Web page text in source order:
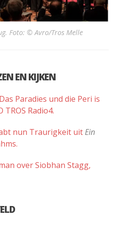
Foto: © Avro/Tros Melle
EN KIJKEN
Paradies und die Peri is
Radio4.
nun Traurigkeit uitEin
over Siobhan Stagg,